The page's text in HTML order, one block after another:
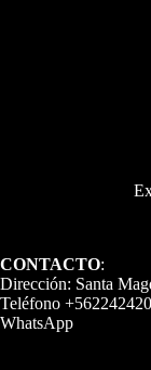
CONTACTO:
Dirección: Santa
Teléfono
WhatsApp